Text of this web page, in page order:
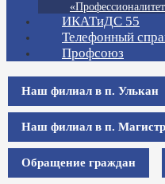
ИКАТиДС 55
Телефонный
Профсоюз
Наш филиал в п. Улькан
Наш филиал в п.
Обращение граждан